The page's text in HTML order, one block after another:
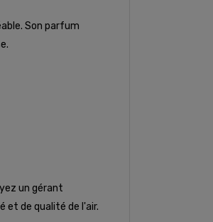
Son parfum
un gérant
et de qualité de l'air.